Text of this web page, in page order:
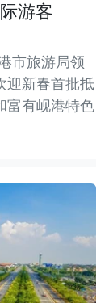
游客
市旅游局领
迎新春首批抵
富有岘港特色